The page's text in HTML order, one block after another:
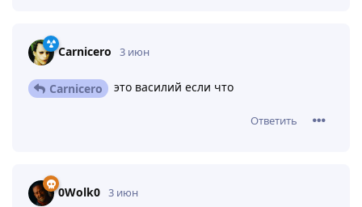
Carnicero 3 июн